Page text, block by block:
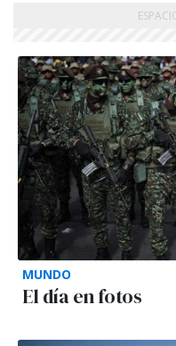
MUNDO
El día en fotos